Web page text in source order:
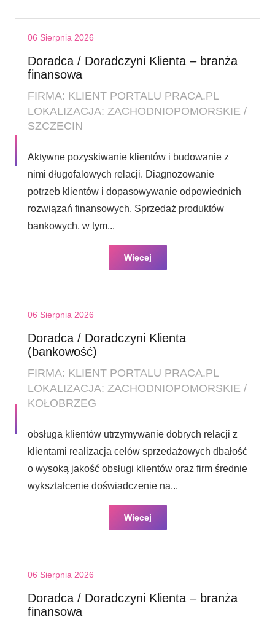
06 Sierpnia 2026
Doradca / Doradczyni Klienta – branża
finansowa
FIRMA: KLIENT PORTALU PRACA.PL
LOKALIZACJA: ZACHODNIOPOMORSKIE /
SZCZECIN
Aktywne pozyskiwanie klientów i budowanie z
nimi długofalowych relacji. Diagnozowanie
potrzeb klientów i dopasowywanie odpowiednich
rozwiązań finansowych. Sprzedaż produktów
bankowych, w tym...
Więcej
06 Sierpnia 2026
Doradca / Doradczyni Klienta
(bankowość)
FIRMA: KLIENT PORTALU PRACA.PL
LOKALIZACJA: ZACHODNIOPOMORSKIE /
KOŁOBRZEG
obsługa klientów utrzymywanie dobrych relacji z
klientami realizacja celów sprzedażowych dbałość
o wysoką jakość obsługi klientów oraz firm średnie
wykształcenie doświadczenie na...
Więcej
06 Sierpnia 2026
Doradca / Doradczyni Klienta – branża
finansowa